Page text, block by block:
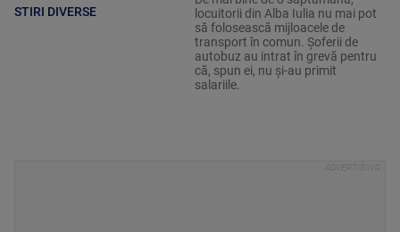
STIRI DIVERSE
locuitorii din Alba Iulia nu mai pot
să folosească mijloacele de
transport în comun. Șoferii de
autobuz au intrat în grevă pentru
că, spun ei, nu și-au primit
salariile.